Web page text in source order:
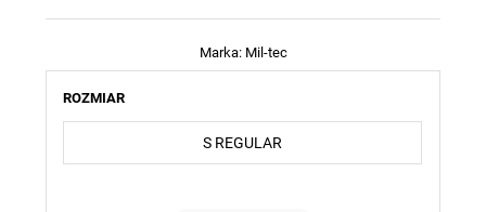
Marka: Mil-tec
ROZMIAR